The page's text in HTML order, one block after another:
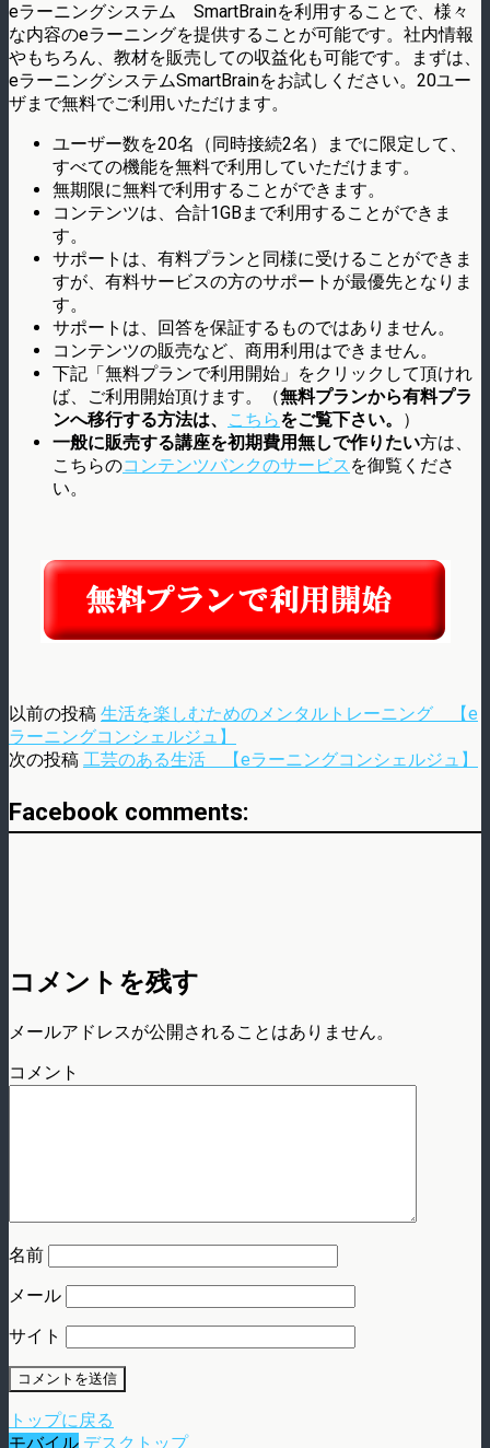
eラーニングシステム SmartBrainを利用することで、様々
な内容のeラーニングを提供することが可能です。社内情報
やもちろん、教材を販売しての収益化も可能です。まずは、
eラーニングシステムSmartBrainをお試しください。20ユー
ザまで無料でご利用いただけます。
ユーザー数を20名（同時接続2名）までに限定して、
すべての機能を無料で利用していただけます。
無期限に無料で利用することができます。
コンテンツは、合計1GBまで利用することができま
す。
サポートは、有料プランと同様に受けることができま
すが、有料サービスの方のサポートが最優先となりま
す。
サポートは、回答を保証するものではありません。
コンテンツの販売など、商用利用はできません。
下記「無料プランで利用開始」をクリックして頂けれ
ば、ご利用開始頂けます。（無料プランから有料プラ
ンへ移行する方法は、
こちらをご覧下さい。
）
一般に販売する講座を初期費用無しで作りたい方は、
こちらのコンテンツバンクのサービス を御覧くださ
い。
以前の投稿 生活を楽しむためのメンタルトレーニング 【e
ラーニングコンシェルジュ】
次の投稿 工芸のある生活 【eラーニングコンシェルジュ】
Facebook comments:
コメントを残す
メールアドレスが公開されることはありません。
コメント
名前
メール
サイト
トップに戻る
モバイル デスクトップ